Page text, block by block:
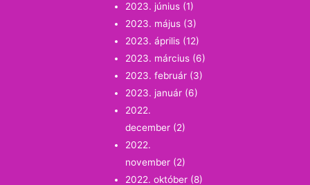
2023. június (1)
2023. május (3)
2023. április (12)
2023. március (6)
2023. február (3)
2023. január (6)
2022.
december (2)
2022.
november (2)
2022. október (8)